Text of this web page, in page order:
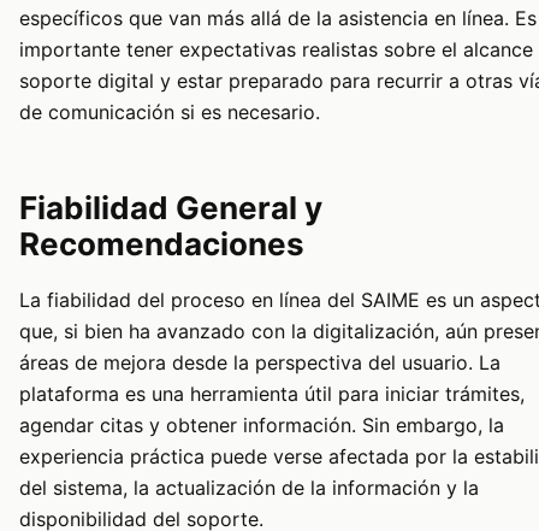
específicos que van más allá de la asistencia en línea. Es
importante tener expectativas realistas sobre el alcance
soporte digital y estar preparado para recurrir a otras
de comunicación si es necesario.
Fiabilidad General y
Recomendaciones
La fiabilidad del proceso en línea del SAIME es un
que, si bien ha avanzado con la digitalización, aún
áreas de mejora desde la perspectiva del usuario. La
plataforma es una herramienta útil para iniciar trámites,
agendar citas y obtener información. Sin embargo, la
experiencia práctica puede verse afectada por la
del sistema, la actualización de la información y la
disponibilidad del soporte.